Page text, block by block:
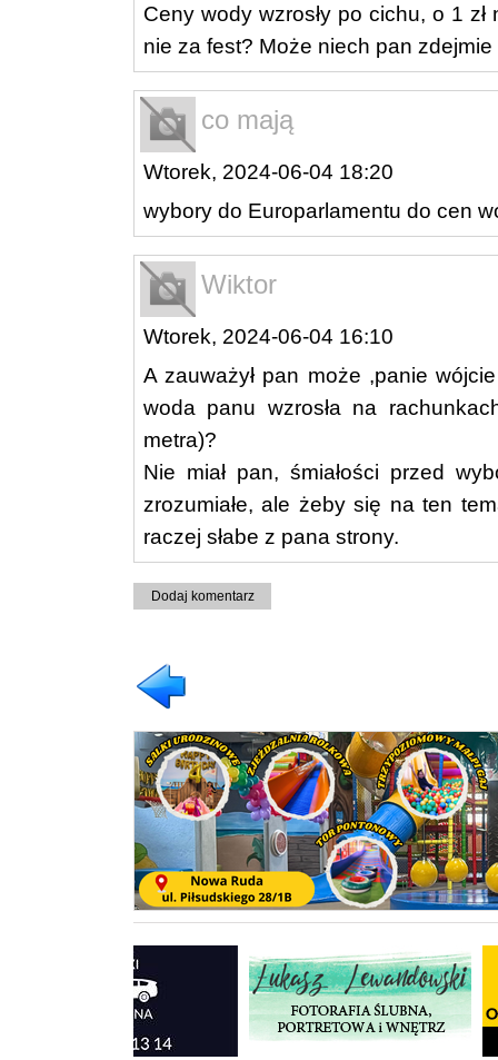
Ceny wody wzrosły po cichu, o 1
nie za fest? Może niech pan
co mają
Wtorek, 2024-06-04 18:20
wybory do Europarlamentu do cen
Wiktor
Wtorek, 2024-06-04 16:10
A zauważył pan może ,panie
woda panu wzrosła na
metra)?
Nie miał pan, śmiałości przed
zrozumiałe, ale żeby się na ten
raczej słabe z pana strony.
Dodaj komentarz